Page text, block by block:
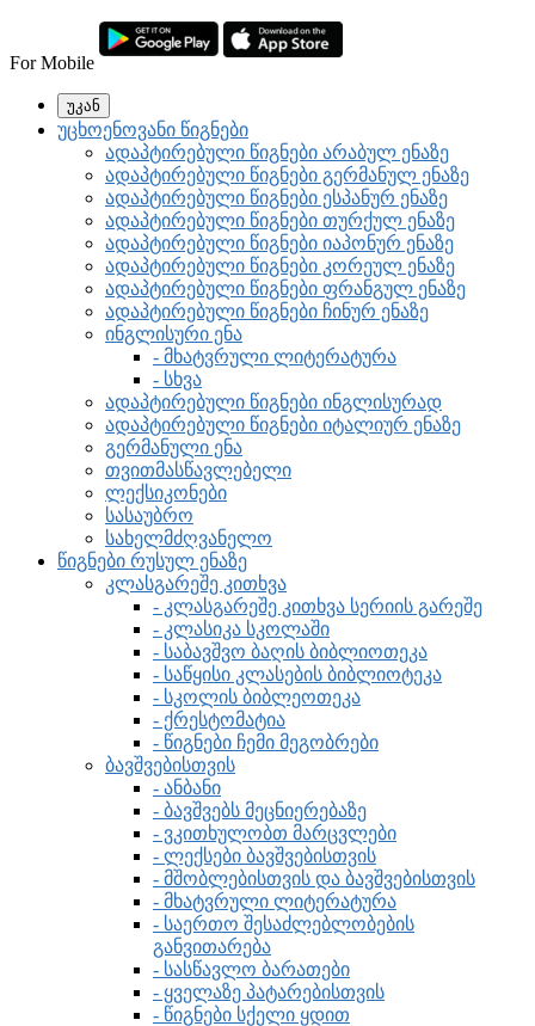
For Mobile
უკან
უცხოენოვანი წიგნები
ადაპტირებული წიგნები არაბულ ენაზე
ადაპტირებული წიგნები გერმანულ ენაზე
ადაპტირებული წიგნები ესპანურ ენაზე
ადაპტირებული წიგნები თურქულ ენაზე
ადაპტირებული წიგნები იაპონურ ენაზე
ადაპტირებული წიგნები კორეულ ენაზე
ადაპტირებული წიგნები ფრანგულ ენაზე
ადაპტირებული წიგნები ჩინურ ენაზე
ინგლისური ენა
- მხატვრული ლიტერატურა
- სხვა
ადაპტირებული წიგნები ინგლისურად
ადაპტირებული წიგნები იტალიურ ენაზე
გერმანული ენა
თვითმასწავლებელი
ლექსიკონები
სასაუბრო
სახელმძღვანელო
წიგნები რუსულ ენაზე
კლასგარეშე კითხვა
- კლასგარეშე კითხვა სერიის გარეშე
- კლასიკა სკოლაში
- საბავშვო ბაღის ბიბლიოთეკა
- საწყისი კლასების ბიბლიოტეკა
- სკოლის ბიბლეოთეკა
- ქრესტომატია
- წიგნები ჩემი მეგობრები
ბავშვებისთვის
- ანბანი
- ბავშვებს მეცნიერებაზე
- ვკითხულობთ მარცვლები
- ლექსები ბავშვებისთვის
- მშობლებისთვის და ბავშვებისთვის
- მხატვრული ლიტერატურა
- საერთო შესაძლებლობების
განვითარება
- სასწავლო ბარათები
- ყველაზე პატარებისთვის
- წიგნები სქელი ყდით